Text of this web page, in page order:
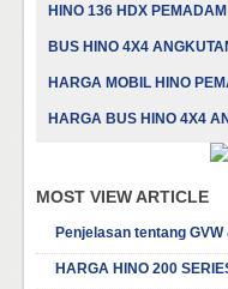
HINO 136 HDX
BUS HINO 4X4
HARGA MOBIL HINO
HARGA BUS HINO 4X4
MOST VIEW ARTICLE
Penjelasan tentang
HARGA HINO 200